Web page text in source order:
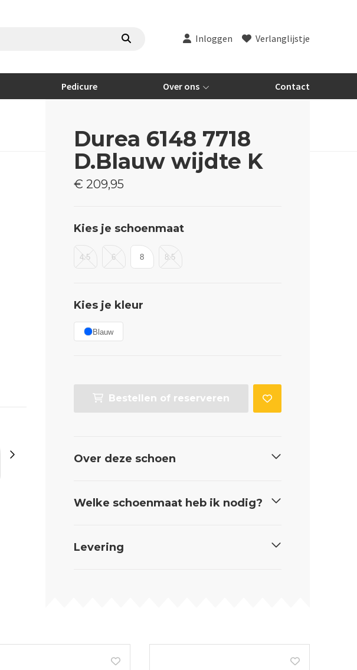
Inloggen Verlanglijstje
Pedicure Over ons Contact
Durea 6148 7718
D.Blauw wijdte K
€ 209,95
Kies je schoenmaat
4.5 6 8 8.5
Kies je kleur
Blauw
Bestellen of reserveren
Over deze schoen
Welke schoenmaat heb ik nodig?
Levering